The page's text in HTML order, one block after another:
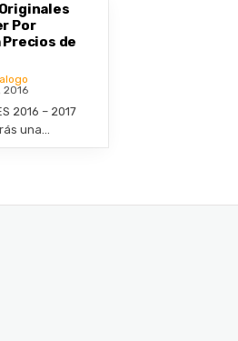
Por
de
2016
2016 – 2017
una…